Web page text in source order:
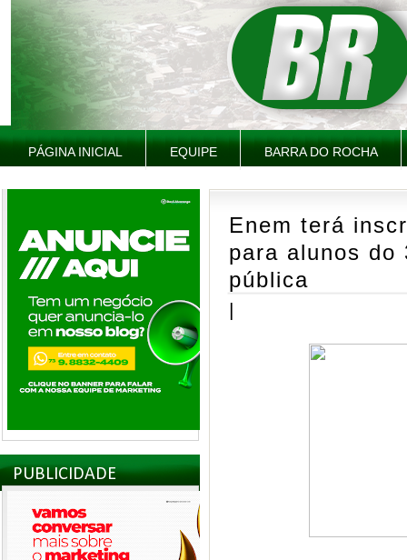
PÁGINA INICIAL EQUIPE BARRA DO ROCHA
PUBLICIDADE
Enem terá
para alunos do
pública
|